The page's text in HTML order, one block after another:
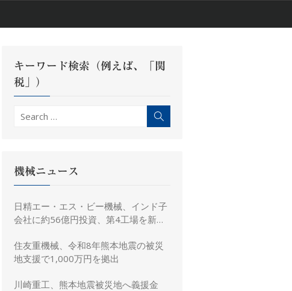
キーワード検索（例えば、「関
税」）
Search
機械ニュース
日精エー・エス・ビー機械、インド子
会社に約56億円投資、第4工場を新設
住友重機械、令和8年熊本地震の被災
地支援で1,000万円を拠出
川崎重工、熊本地震被災地へ義援金